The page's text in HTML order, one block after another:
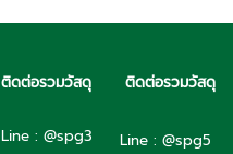
ติดต่อรวมวัสดุ
ติดต่อรวมวัสดุ
Line : @spg3
Line : @spg5